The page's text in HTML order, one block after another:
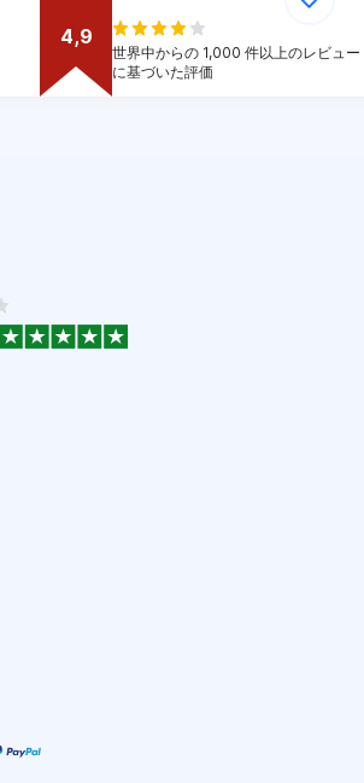
4,9
世界中からの 1,000 件以上のレビュー
に基づいた評価